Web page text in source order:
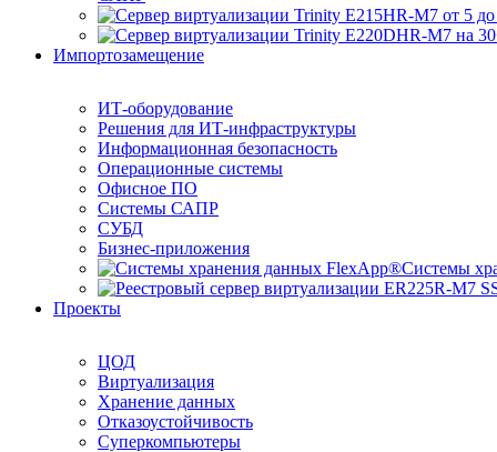
Импортозамещение
ИТ-оборудование
Решения для ИТ-инфраструктуры
Информационная безопасность
Операционные системы
Офисное ПО
Системы САПР
СУБД
Бизнес-приложения
Системы
Проекты
ЦОД
Виртуализация
Хранение данных
Отказоустойчивость
Суперкомпьютеры